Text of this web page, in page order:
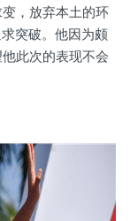
，放弃本土的环
突破。他因为颇
此次的表现不会